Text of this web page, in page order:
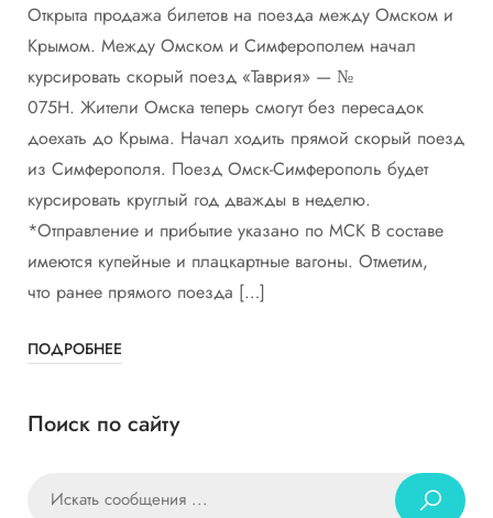
Открыта продажа билетов на поезда между Омском и
Крымом. Между Омском и Симферополем начал
курсировать скорый поезд «Таврия» — №
075Н. Жители Омска теперь смогут без пересадок
доехать до Крыма. Начал ходить прямой скорый поезд
из Симферополя. Поезд Омск-Симферополь будет
курсировать круглый год дважды в неделю.
*Отправление и прибытие указано по МСК В составе
имеются купейные и плацкартные вагоны. Отметим,
что ранее прямого поезда […]
ПОДРОБНЕЕ
Поиск по сайту